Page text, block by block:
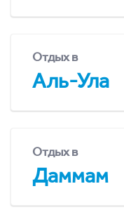
Отдых в
Аль-Ула
Отдых в
Даммам